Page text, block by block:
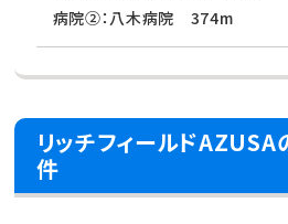
病院②：八木病院 374m
リッチフィールド
件